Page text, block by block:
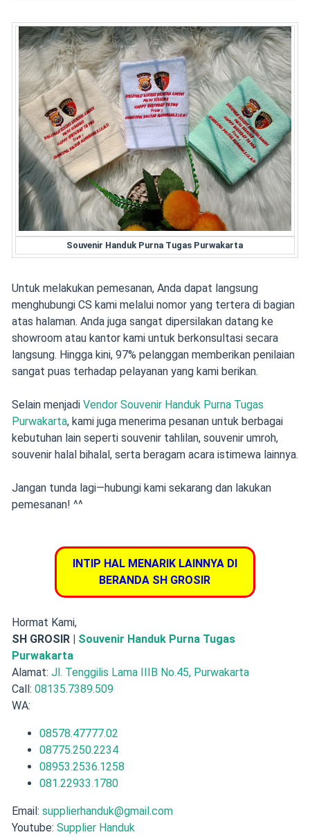
Souvenir Handuk Purna Tugas Purwakarta
Untuk melakukan pemesanan, Anda dapat langsung
menghubungi CS kami melalui nomor yang tertera di bagian
atas halaman. Anda juga sangat dipersilakan datang ke
showroom atau kantor kami untuk berkonsultasi secara
langsung. Hingga kini, 97% pelanggan memberikan penilaian
sangat puas terhadap pelayanan yang kami berikan.
Selain menjadi Vendor Souvenir Handuk Purna Tugas
Purwakarta, kami juga menerima pesanan untuk berbagai
kebutuhan lain seperti souvenir tahlilan, souvenir umroh,
souvenir halal bihalal, serta beragam acara istimewa lainnya.
Jangan tunda lagi—hubungi kami sekarang dan lakukan
pemesanan! ^^
INTIP HAL MENARIK LAINNYA DI
BERANDA SH GROSIR
Hormat Kami,
SH GROSIR | Souvenir Handuk Purna Tugas
Purwakarta
Alamat: Jl. Tenggilis Lama IIIB No.45, Purwakarta
Call: 08135.7389.509
WA:
08578.47777.02
08775.250.2234
08953.2536.1258
081.22933.1780
Email: supplierhanduk@gmail.com
Youtube: Supplier Handuk